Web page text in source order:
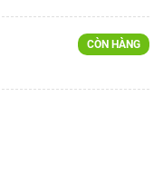
CÒN HÀNG